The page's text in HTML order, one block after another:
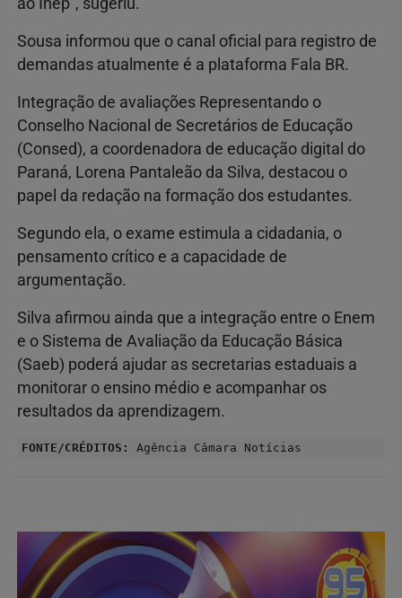
Sousa informou que o canal oficial para registro de
demandas atualmente é a plataforma Fala BR.
Integração de avaliações Representando o
Conselho Nacional de Secretários de Educação
(Consed), a coordenadora de educação digital do
Paraná, Lorena Pantaleão da Silva, destacou o
papel da redação na formação dos estudantes.
Segundo ela, o exame estimula a cidadania, o
pensamento crítico e a capacidade de
argumentação.
Silva afirmou ainda que a integração entre o Enem
e o Sistema de Avaliação da Educação Básica
(Saeb) poderá ajudar as secretarias estaduais a
monitorar o ensino médio e acompanhar os
resultados da aprendizagem.
FONTE/CRÉDITOS: Agência Câmara Notícias